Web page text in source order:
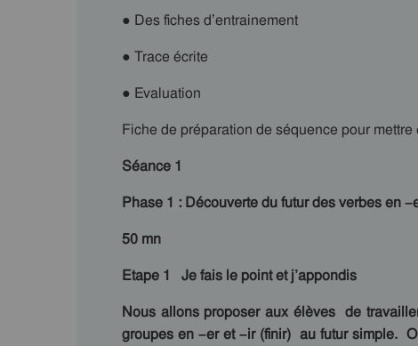
● Des fiches d’entrainement
● Trace écrite
● Evaluation
Fiche de préparation de séquence pour
Séance 1
Phase 1 : Découverte du futur des verbes en
50 mn
Etape 1 Je fais le point et j’appondis
Nous allons proposer aux élèves de
groupes en –er et –ir (finir) au futur simple.